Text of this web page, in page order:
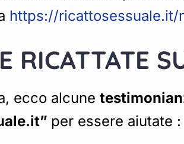
https://
RICATTATE
ecco alcune
per essere aiutate :